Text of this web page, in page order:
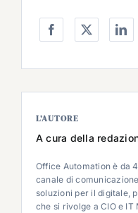
L’AUTORE
A cura della
Office Automation è da
canale di
soluzioni per il digitale,
che si rivolge a CIO e